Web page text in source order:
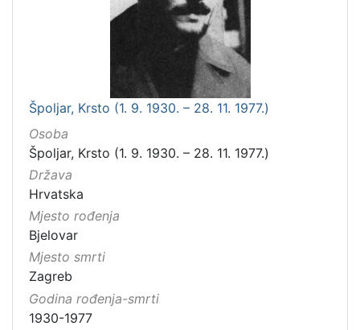
Špoljar, Krsto (1. 9. 1930. – 28. 11. 1977.)
Osoba
Špoljar, Krsto (1. 9. 1930. – 28. 11. 1977.)
Država
Hrvatska
Mjesto rođenja
Bjelovar
Mjesto smrti
Zagreb
Godina rođenja-smrti
1930-1977